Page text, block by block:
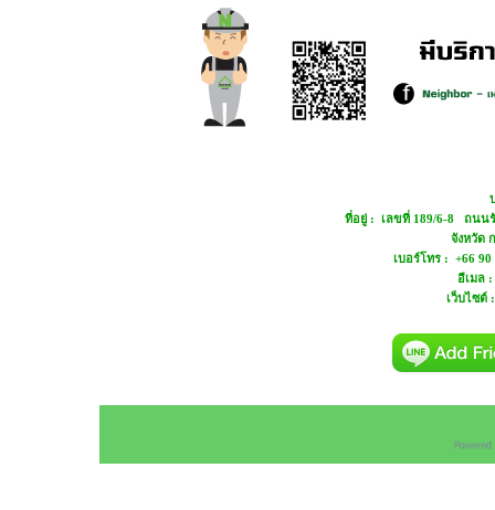
ที่อยู่ : เลขที่ 189/6-8 ถนน
จังหวัด
เบอร์โทร : +66
อีเมล :
เว็บไซต์